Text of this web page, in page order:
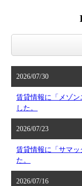
2026/07/30
賃貸情報に「メゾン
した。
2026/07/23
賃貸情報に「サマッ
た。
2026/07/16